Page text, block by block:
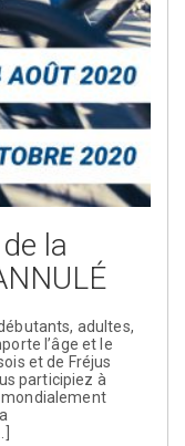
la
adultes,
l’âge et le
et de Fréjus
participiez à
mondialement